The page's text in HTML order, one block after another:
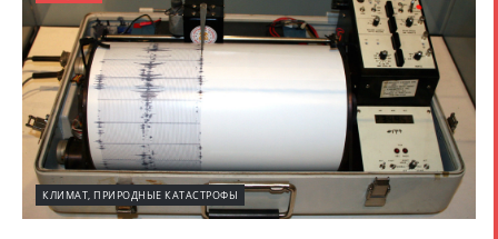
КЛИМАТ, ПРИРОДНЫЕ КАТАСТРОФЫ